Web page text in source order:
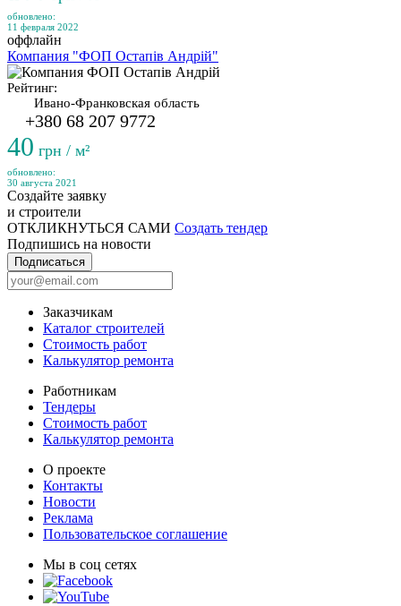
обновлено:
11 февраля 2022
оффлайн
Компания "ФОП Остапів Андрій"
Рейтинг:
Ивано-Франковская область
+380 68 207 9772
40 грн / м²
обновлено:
30 августа 2021
Создайте заявку
и строители
ОТКЛИКНУТЬСЯ САМИ Создать тендер
Подпишись на новости
Подписаться
Заказчикам
Каталог строителей
Стоимость работ
Калькулятор ремонта
Работникам
Тендеры
Стоимость работ
Калькулятор ремонта
О проекте
Контакты
Новости
Реклама
Пользовательское соглашение
Мы в соц сетях